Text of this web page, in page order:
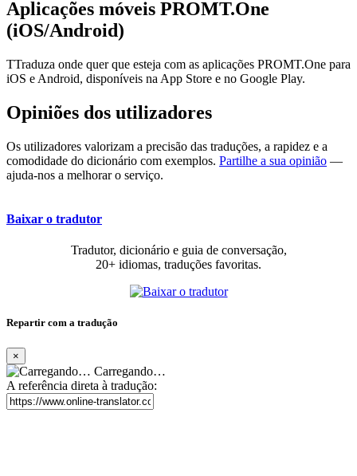
Aplicações móveis PROMT.One
(iOS/Android)
TTraduza onde quer que esteja com as aplicações PROMT.One para
iOS e Android, disponíveis na App Store e no Google Play.
Opiniões dos utilizadores
Os utilizadores valorizam a precisão das traduções, a rapidez e a
comodidade do dicionário com exemplos. Partilhe a sua opinião —
ajuda-nos a melhorar o serviço.
Baixar o tradutor
Tradutor, dicionário e guia de conversação,
20+ idiomas, traduções favoritas.
Repartir com a tradução
×
Carregando…
A referência direta à tradução: